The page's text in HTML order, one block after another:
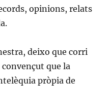
opinions, relats
deixo que corri
que la
pròpia de